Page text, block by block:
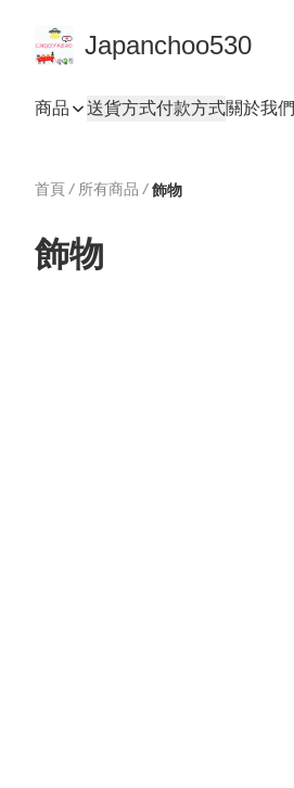
Japanchoo530
商品 送貨方式付款方式關於我們
首頁 / 所有商品 / 飾物
飾物